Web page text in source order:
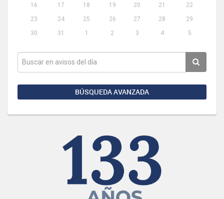
16
17 18 19 20 21
22
23
24 25 26 27 28
29
30
31 1 2 3 4 5
BÚSQUEDA AVANZADA